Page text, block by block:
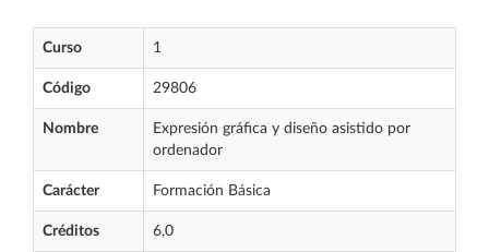
Curso 1
Código 29806
Nombre
Expresión gráfica y diseño asistido por
ordenador
Carácter Formación Básica
Créditos 6,0